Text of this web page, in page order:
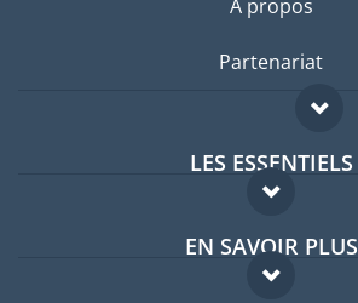
A propos
Partenariat
LES ESSENTIELS
Forum expatriés
Guides pays
EN SAVOIR PLUS
FAQ